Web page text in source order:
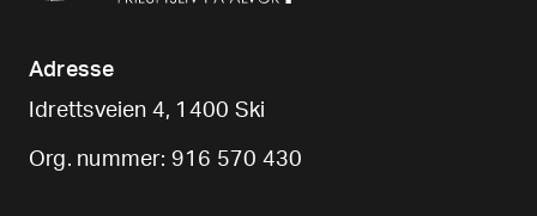
Adresse
Idrettsveien 4, 1400 Ski
Org. nummer: 916 570 430